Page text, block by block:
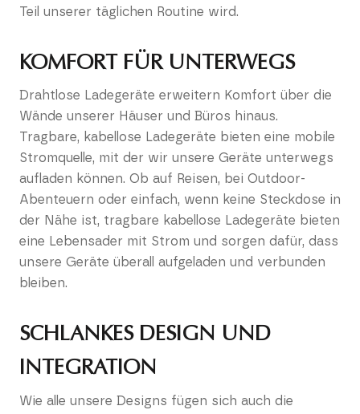
Teil unserer täglichen Routine wird.
KOMFORT FÜR UNTERWEGS
Drahtlose Ladegeräte erweitern Komfort über die
Wände unserer Häuser und Büros hinaus.
Tragbare, kabellose Ladegeräte bieten eine mobile
Stromquelle, mit der wir unsere Geräte unterwegs
aufladen können. Ob auf Reisen, bei Outdoor-
Abenteuern oder einfach, wenn keine Steckdose in
der Nähe ist, tragbare kabellose Ladegeräte bieten
eine Lebensader mit Strom und sorgen dafür, dass
unsere Geräte überall aufgeladen und verbunden
bleiben.
SCHLANKES DESIGN UND
INTEGRATION
Wie alle unsere Designs fügen sich auch die